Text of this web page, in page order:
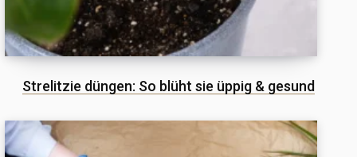
Strelitzie düngen: So blüht sie üppig & gesund